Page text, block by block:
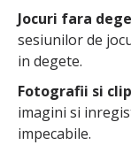
Jocuri fara
sesiunilor de
in degete.
Fotografii si
imagini si
impecabile.